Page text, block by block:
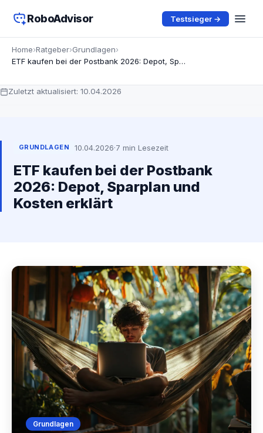
RoboAdvisor Testsieger →
Home›Ratgeber›Grundlagen›
ETF kaufen bei der Postbank 2026: Depot, Sparplan und Kosten erklärt
Zuletzt aktualisiert: 10.04.2026
GRUNDLAGEN 10.04.2026·7 min Lesezeit
ETF kaufen bei der Postbank
2026: Depot, Sparplan und
Kosten erklärt
Grundlagen